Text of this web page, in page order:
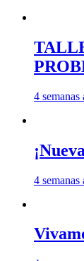
4 semanas
4 semanas